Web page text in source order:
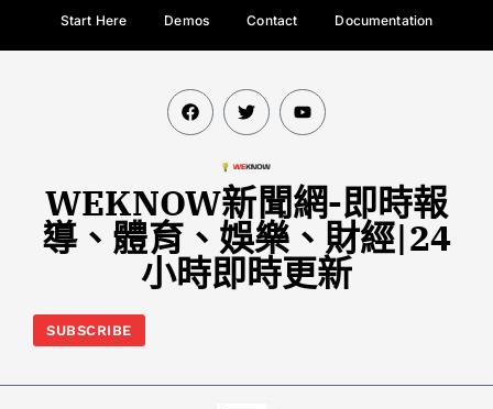
Start Here Demos Contact Documentation
WEKNOW新聞網-即時報
導、體育、娛樂、財經|24
小時即時更新
SUBSCRIBE